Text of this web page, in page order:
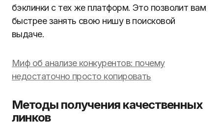
бэклинки с тех же платформ. Это позволит вам
быстрее занять свою нишу в поисковой
выдаче.
Миф об анализе конкурентов: почему
недостаточно просто копировать
Методы получения качественных
линков